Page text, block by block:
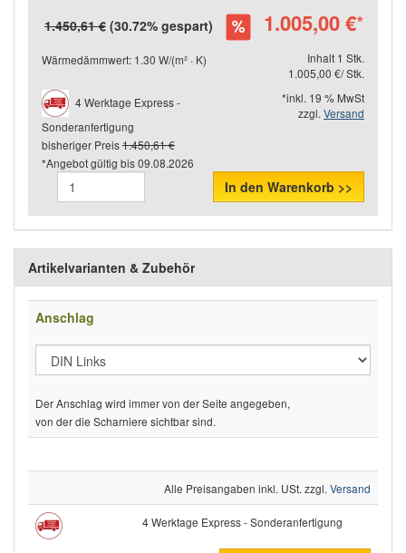
1.450,61 € (30.72% gespart) 1.005,00 €*
Wärmedämmwert: 1.30 W/(m² · K)
Inhalt 1 Stk.
1.005,00 €/ Stk.
4 Werktage Express -
Sonderanfertigung
*inkl. 19 % MwSt
zzgl. Versand
bisheriger Preis1.450,61 €
*Angebot gültig bis09.08.2026
In den Warenkorb >>
Artikelvarianten & Zubehör
Anschlag
Der Anschlag wird immer von der Seite angegeben,
von der die Scharniere sichtbar sind.
Alle Preisangaben inkl. USt. zzgl. Versand
4 Werktage Express - Sonderanfertigung